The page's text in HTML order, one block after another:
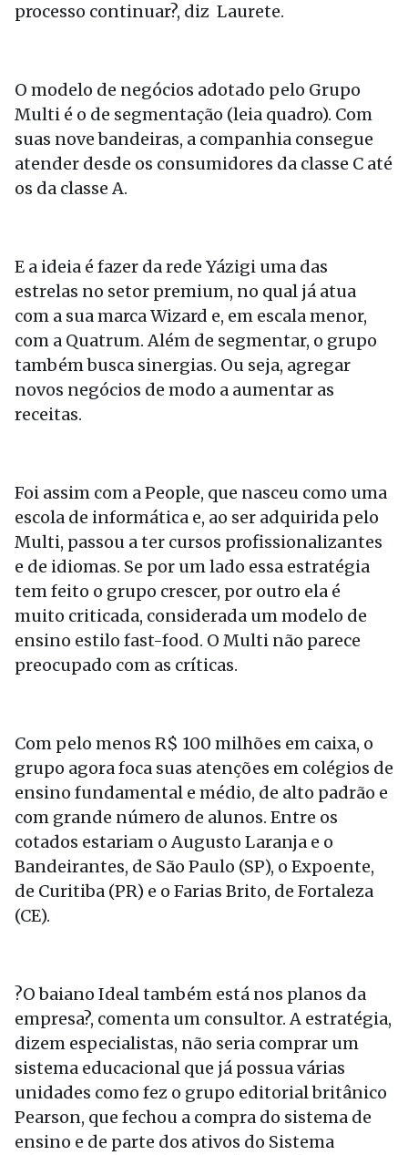
processo continuar?, diz Laurete.
O modelo de negócios adotado pelo Grupo
Multi é o de segmentação (leia quadro). Com
suas nove bandeiras, a companhia consegue
atender desde os consumidores da classe C até
os da classe A.
E a ideia é fazer da rede Yázigi uma das
estrelas no setor premium, no qual já atua
com a sua marca Wizard e, em escala menor,
com a Quatrum. Além de segmentar, o grupo
também busca sinergias. Ou seja, agregar
novos negócios de modo a aumentar as
receitas.
Foi assim com a People, que nasceu como uma
escola de informática e, ao ser adquirida pelo
Multi, passou a ter cursos profissionalizantes
e de idiomas. Se por um lado essa estratégia
tem feito o grupo crescer, por outro ela é
muito criticada, considerada um modelo de
ensino estilo fast-food. O Multi não parece
preocupado com as críticas.
Com pelo menos R$ 100 milhões em caixa, o
grupo agora foca suas atenções em colégios de
ensino fundamental e médio, de alto padrão e
com grande número de alunos. Entre os
cotados estariam o Augusto Laranja e o
Bandeirantes, de São Paulo (SP), o Expoente,
de Curitiba (PR) e o Farias Brito, de Fortaleza
(CE).
?O baiano Ideal também está nos planos da
empresa?, comenta um consultor. A estratégia,
dizem especialistas, não seria comprar um
sistema educacional que já possua várias
unidades como fez o grupo editorial britânico
Pearson, que fechou a compra do sistema de
ensino e de parte dos ativos do Sistema